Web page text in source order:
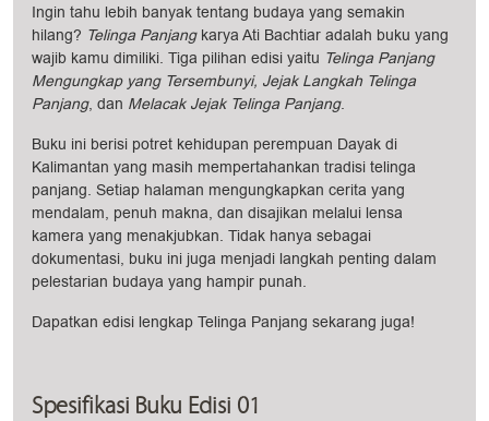
Ingin tahu lebih banyak tentang budaya yang semakin
hilang? Telinga Panjangkarya Ati Bachtiar adalah buku yang
wajib kamu dimiliki. Tiga pilihan edisi yaitu Telinga Panjang
Mengungkap yang Tersembunyi, Jejak Langkah Telinga
Panjang, dan Melacak Jejak Telinga Panjang.
Buku ini berisi potret kehidupan perempuan Dayak di
Kalimantan yang masih mempertahankan tradisi telinga
panjang. Setiap halaman mengungkapkan cerita yang
mendalam, penuh makna, dan disajikan melalui lensa
kamera yang menakjubkan. Tidak hanya sebagai
dokumentasi, buku ini juga menjadi langkah penting dalam
pelestarian budaya yang hampir punah.
Dapatkan edisi lengkap Telinga Panjang sekarang juga!
Spesifikasi Buku Edisi 01